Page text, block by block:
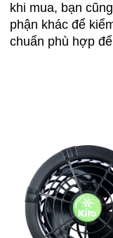
khi mua, bạn
phận khác để
chuẩn phù hợp